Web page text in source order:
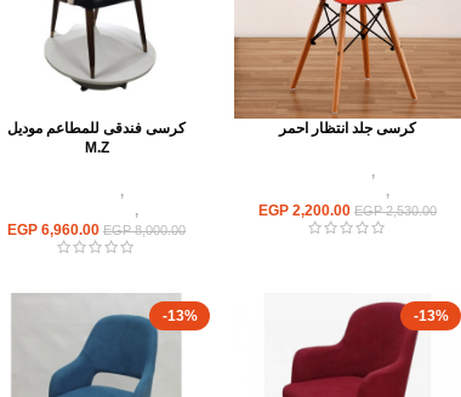
كرسى جلد انتظار احمر
كراسى,
وكافيهات,
EGP2,530.00
EGP 2,200.00
كرسى فندقى للمطاعم موديل
M.Z
كراسى,
وكافيهات,
EGP8,000.00
EGP 6,960.00
-13%
-13%